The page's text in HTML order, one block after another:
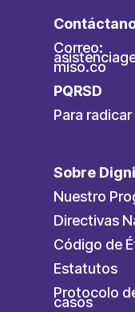
Correo:
miso.co
PQRSD
Para radicar
Sobre
Nuestro
Directivas
Código de
Estatutos
Protocolo
casos